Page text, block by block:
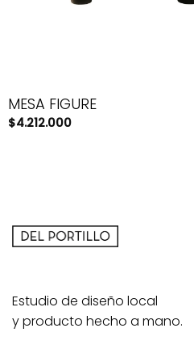
MESA FIGURE
$4.212.000
Estudio de diseño local
y producto hecho a mano.